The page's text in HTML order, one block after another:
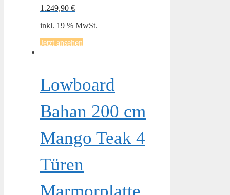
1.249,90 €
inkl. 19 % MwSt.
Jetzt ansehen
Lowboard
Bahan 200 cm
Mango Teak 4
Türen